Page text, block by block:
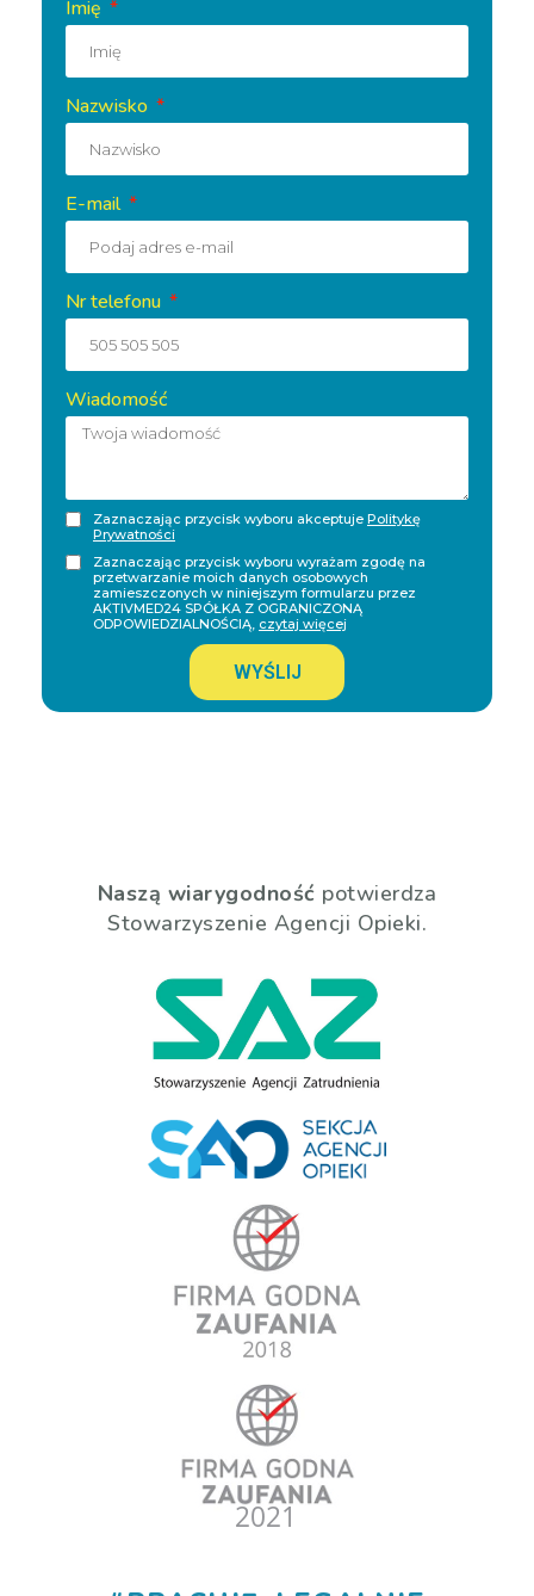
Imię
Nazwisko
E-mail
Nr telefonu
Wiadomość
Zaznaczając przycisk wyboru akceptuje Politykę
Prywatności
Zaznaczając przycisk wyboru wyrażam zgodę na
przetwarzanie moich danych osobowych
zamieszczonych w niniejszym formularzu przez
AKTIVMED24 SPÓŁKA Z OGRANICZONĄ
ODPOWIEDZIALNOŚCIĄ, czytaj więcej
WYŚLIJ
Naszą wiarygodność potwierdza
Stowarzyszenie Agencji Opieki.